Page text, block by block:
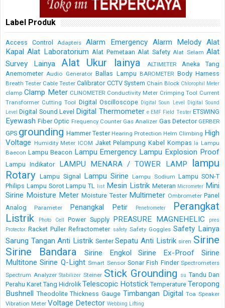
Label Produk
Access Control Adapters Alarm Emergency Alarm Melody Alat
Kapal Alat Laboratorium Alat Pemetaan Alat Safety Alat Selam Alat
Survey Lainya
Alat Ukur lainya ALTIMETER
Aneka Tang
Anemometer Audio Generator Ballas Lampu BAROMETER Body Harness
Breath Tester Cable Tester Calibrator CCTV System Chain Block Chlorophil Meter
clamp Clamp Meter CLINOMETER Conductivity Meter Crimping Tool Current
Transformer Cutting Tool Digital Oscilloscope Digital Soun Level Digital Sound
Level Digital Sound Level Digital Thermometer e EMF Field Tester ETSWING
Eyewash Fiber Optic Frequency Counter Gas Analizer Gas Detector GERBER
GPS grounding Hammer Tester Hearing Protection Helm Climbing High
Voltage Humidity Meter ICOM Jaket Pelampung Kabel Kompas la Lampu
Baecon Lampu Beacon Lampu Emergency Lampu Explosion Proof
Lampu Indikator LAMPU MENARA / TOWER LAMP
lampu
Rotary Lampu Signal Lampu Sirine Lampu Sodium Lampu SON-T
Philips Lampu Sorot Lampu TL list Mesin Listrik Meteran Micrometer Mini
Sirine Moisture Meter Moisture Tester Multimeter Ombrometer Panel
Analog
Parameter Penangkal Petir Penetrometer
Perangkat
Listrik
Photo Cell Power Supply PREASURE MAGNEHELIC
pres
Protector Racket Puller Refractometer safety Safety Goggles Safety Lainya
Sarung Tangan Anti Listrik Senter Sepatu Anti Listrik siren Sirine
Sirine Bandara
Sirine Engkol Sirine Ex-Proof
Sirine
Multitone Sirine Q-Light Smart Sensor Sonar Fish Finder Spectrometers
Spectrum Analyzer Stabilizer Steiner Stick Grounding su Tandu Dan
Perahu Karet Tang Hidrolik Telescopic Hotstick Temperature Teropong
Bushnell Theodolite Thickness Gauge Timbangan Digital Toa Speaker
Vibration Meter Voltage Detector Webbing Lifting